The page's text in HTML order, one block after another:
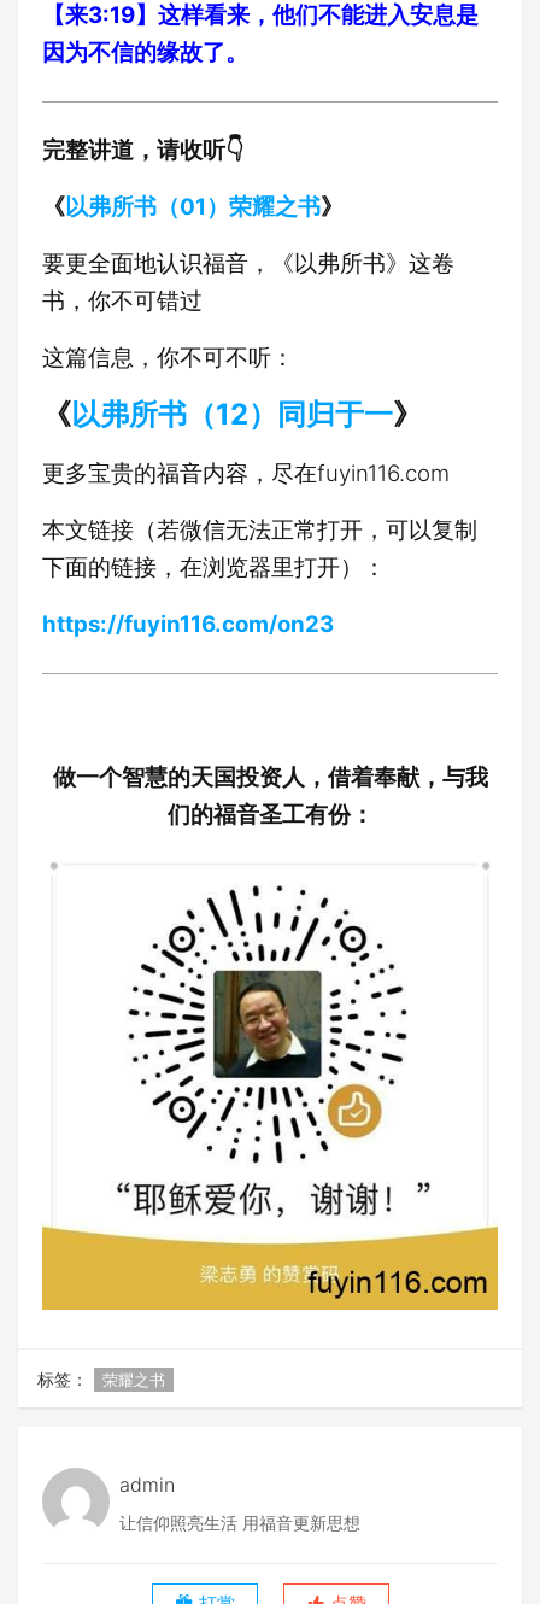
【来3:19】这样看来，他们不能进入安息是
因为不信的缘故了。
完整讲道，请收听👇
《以弗所书（01）荣耀之书》
要更全面地认识福音，《以弗所书》这卷
书，你不可错过
这篇信息，你不可不听：
《以弗所书（12）同归于一》
更多宝贵的福音内容，尽在fuyin116.com
本文链接（若微信无法正常打开，可以复制
下面的链接，在浏览器里打开）：
https://fuyin116.com/on23
做一个智慧的天国投资人，借着奉献，与我
们的福音圣工有份：
标签： 荣耀之书
admin
让信仰照亮生活 用福音更新思想